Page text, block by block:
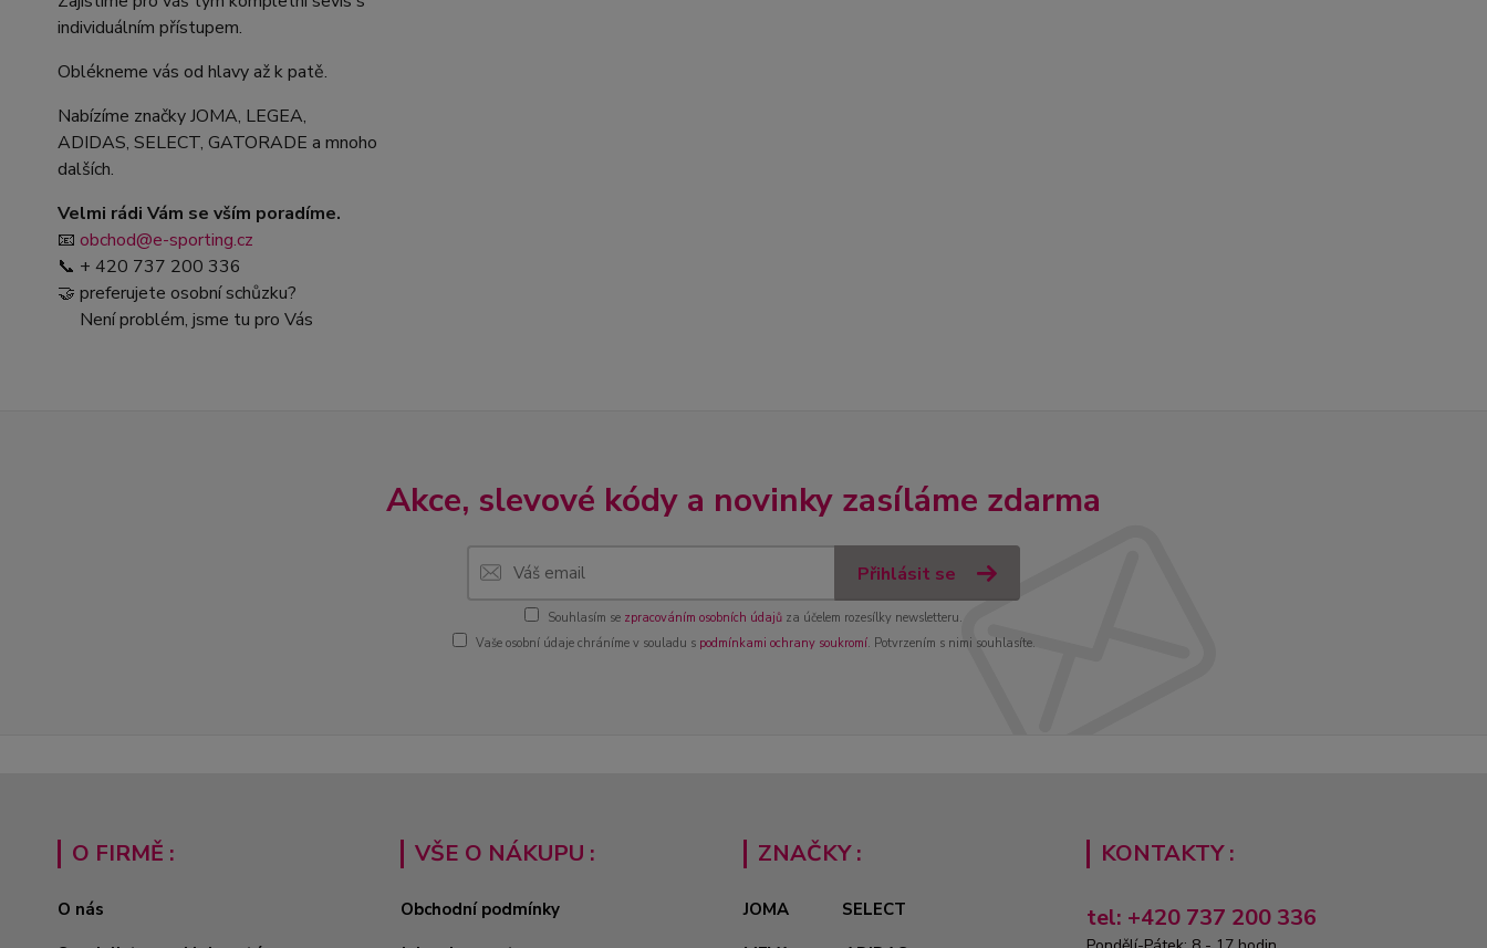
individuálním přístupem.
Oblékneme vás od hlavy až k patě.
Nabízíme značky JOMA, LEGEA,
ADIDAS, SELECT, GATORADE a mnoho
dalších.
Velmi rádi Vám se vším poradíme.
📧 obchod@e-sporting.cz
📞 + 420 737 200 336
🤝 preferujete osobní schůzku?
Není problém, jsme tu pro Vás
Akce, slevové kódy a novinky zasíláme zdarma
Přihlásit se
Souhlasím se zpracováním osobních údajů za účelem rozesílky newsletteru.
Vaše osobní údaje chráníme v souladu s podmínkami ochrany soukromí. Potvrzením s nimi souhlasíte.
O FIRMĚ :
O nás
VŠE O NÁKUPU :
Obchodní podmínky
ZNAČKY :
JOMA
SELECT
KONTAKTY :
tel: +420 737 200 336